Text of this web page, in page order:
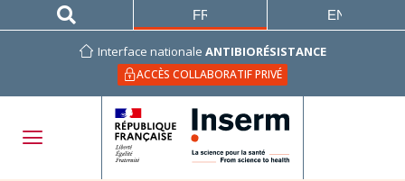
Interface nationale ANTIBIORÉSISTANCE
ACCÈS COLLABORATIF PRIVÉ
FRANÇAIS ENGLISH